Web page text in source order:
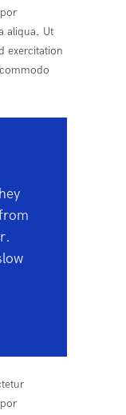
aliqua. Ut
exercitation